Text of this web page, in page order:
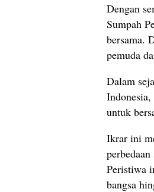
Dengan
Sumpah
bersama.
pemuda
Dalam
untuk
Ikrar ini
Peristiwa
bangsa